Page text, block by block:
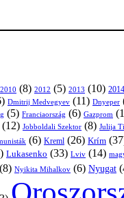
2010 (8) 2012 (5) 2013 (10) 2014
Dmitrij Medvegyev (11) Dnyeper
(5) Franciaország (6) Gazprom
(12) Jobboldali Szektor (8) Julija
(6) Kreml (26) Krím
Lukasenko (33) Lviv (14)
(8) Nyikita Mihalkov (6) Nyugat